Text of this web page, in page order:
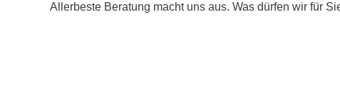
Allerbeste Beratung macht uns aus. Was dürfen wir für